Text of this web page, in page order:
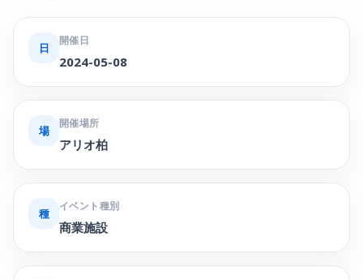
日
開催日
2024-05-08
場
開催場所
アリオ柏
種
イベント種別
商業施設